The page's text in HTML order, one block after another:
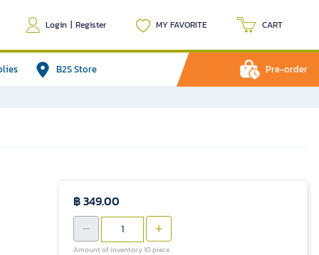
Login | Register MY FAVORITE CART
B2S Store Pre-order
฿ 349.00
Amount of inventory 10 piece